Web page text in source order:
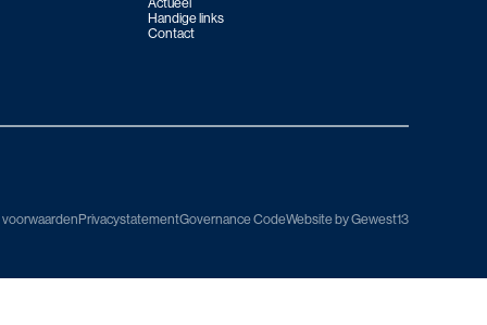
Handige links
Contact
PrivacystatementGovernance CodeWebsite by Gewest13